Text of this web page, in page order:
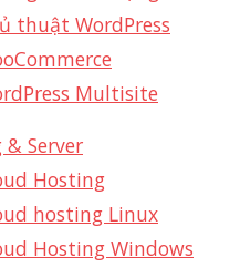
thuật WordPress
Multisite
Server
Hosting
hosting Linux
Hosting Windows